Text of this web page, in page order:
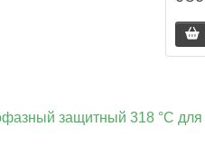
защитный 318 °C